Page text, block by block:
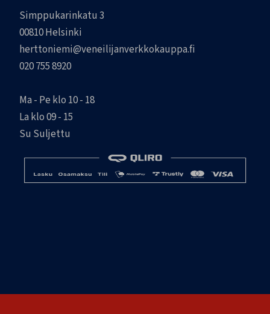
Simppukarinkatu 3
00810 Helsinki
herttoniemi@veneilijanverkkokauppa.fi
020 755 8920
Ma - Pe klo 10 - 18
La klo 09 - 15
Su Suljettu